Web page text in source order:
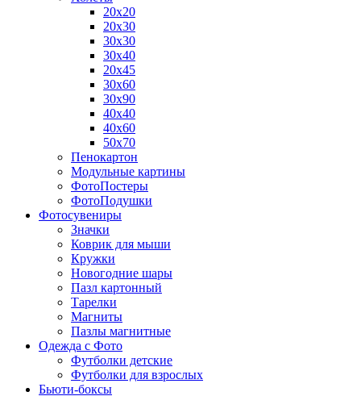
20х20
20х30
30х30
30х40
20х45
30х60
30х90
40х40
40х60
50х70
Пенокартон
Модульные картины
ФотоПостеры
ФотоПодушки
Фотоcувениры
Значки
Коврик для мыши
Кружки
Новогодние шары
Пазл картонный
Тарелки
Магниты
Пазлы магнитные
Одежда с Фото
Футболки детские
Футболки для взрослых
Бьюти-боксы